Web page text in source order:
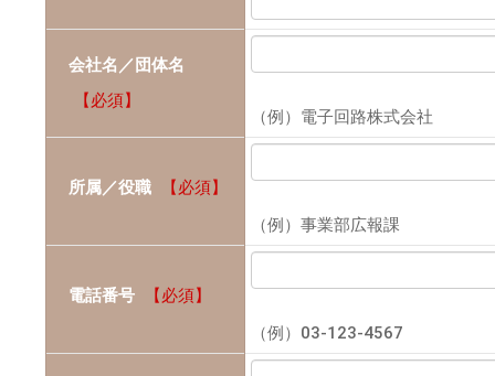
会社名／団体名
【必須】
（例）電子回路株式会社
所属／役職
【必須】
（例）事業部広報課
電話番号
【必須】
（例）03-123-4567